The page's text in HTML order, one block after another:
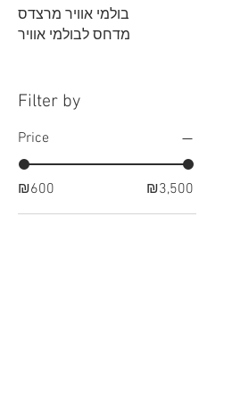
בולמי אוויר מרצדס
מדחס לבולמי אוויר
Filter by
Price
₪600 ₪3,500